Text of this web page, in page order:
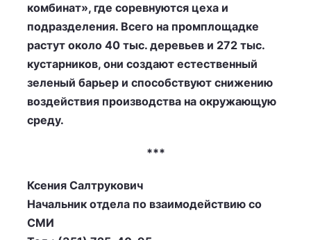
комбинат», где соревнуются цеха и
подразделения. Всего на промплощадке
растут около 40 тыс. деревьев и 272 тыс.
кустарников, они создают естественный
зеленый барьер и способствуют снижению
воздействия производства на окружающую
среду.
***
Ксения Салтрукович
Начальник отдела по взаимодействию со
СМИ